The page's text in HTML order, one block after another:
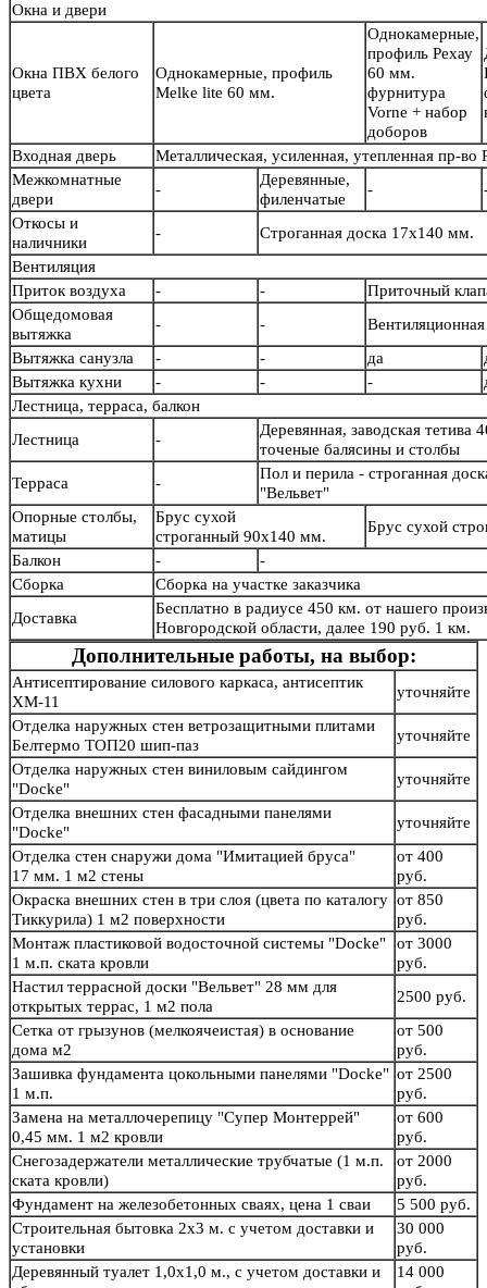
Окна и двери
Окна ПВХ белого
цвета
Однокамерные, профиль
Melke lite 60 мм.
Однокамерные,
профиль Рехау
60 мм.
фурнитура
Vorne + набор
доборов
Входная дверь
Металлическая, усиленная, утепленная пр-во
Межкомнатные
двери
-
Деревянные,
филенчатые
-
Откосы и
наличники
-
Строганная доска 17х140 мм.
Вентиляция
Приток воздуха
- -
Приточный
Общедомовая
вытяжка
- -
Вытяжка санузла
- - да
Вытяжка кухни
- - -
Лестница, терраса, балкон
Лестница
-
Деревянная, заводская тетива
точеные балясины и
Терраса
-
Пол и перила - строганная
"Вельвет"
Опорные столбы,
матицы
Брус сухой
строганный 90х140 мм.
Брус сухой
Балкон
-
-
Сборка
Сборка на участке заказчика
Доставка
Бесплатно в радиусе 450 км. от нашего
Новгородской области, далее 190 руб. 1 км.
Дополнительные работы, на выбор:
Антисептирование силового каркаса, антисептик
ХМ-11
уточняйте
Отделка наружных стен ветрозащитными плитами
Белтермо ТОП20 шип-паз
уточняйте
Отделка наружных стен виниловым сайдингом
"Docke"
уточняйте
Отделка внешних стен фасадными панелями
"Docke"
уточняйте
Отделка стен снаружи дома "Имитацией бруса"
17 мм. 1 м2 стены
от 400
руб.
Окраска внешних стен в три слоя (цвета по каталогу
Тиккурила) 1 м2 поверхности
от 850
руб.
Монтаж пластиковой водосточной системы "Docke"
1 м.п. ската кровли
от 3000
руб.
Настил террасной доски "Вельвет" 28 мм для
открытых террас, 1 м2 пола
2500 руб.
Сетка от грызунов (мелкоячеистая) в основание
дома м2
от 500
руб.
Зашивка фундамента цокольными панелями "Docke"
1 м.п.
от 2500
руб.
Замена на металлочерепицу "Супер Монтеррей"
0,45 мм. 1 м2 кровли
от 600
руб.
Снегозадержатели металлические трубчатые (1 м.п.
ската кровли)
от 2000
руб.
Фундамент на железобетонных сваях, цена 1 сваи
5 500 руб.
Строительная бытовка 2х3 м. с учетом доставки и
установки
30 000
руб.
Деревянный туалет 1,0х1,0 м., с учетом доставки и
14 000